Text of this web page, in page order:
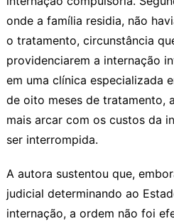
onde a família residia, não
o tratamento, circunstância
providenciarem a internação
em uma clínica especializada
de oito meses de tratamento,
mais arcar com os custos da
ser interrompida.
A autora sustentou que,
judicial determinando ao
internação, a ordem não foi